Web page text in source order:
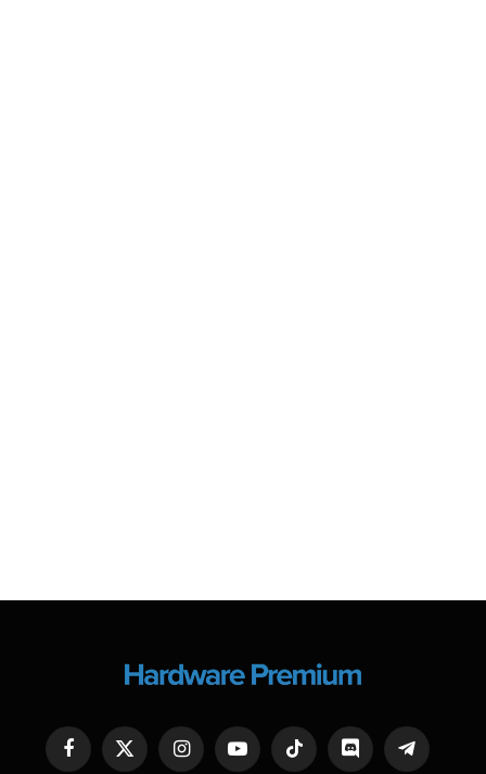
Facebook
X
InstagramYouTubeTikTok Discord Telegram